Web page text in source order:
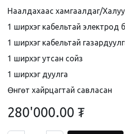
Наалдахаас хамгаалдаг/
1 ширхэг кабельтай электрод
1 ширхэг кабельтай
1 ширхэг утсан сойз
1 ширхэг дуулга
Өнгөт хайрцагтай савласан
280'000.00 ₮